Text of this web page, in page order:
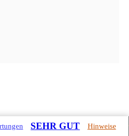
die wir für Sie
SEHR GUT Hinweise